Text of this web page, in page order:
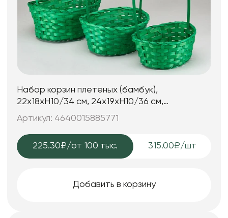
Набор корзин плетеных (бамбук),
22х18xH10/34 см, 24х19xH10/36 см,
27х21xH10/38 см, 3 шт., зеленый
Артикул: 4640015885771
225.30₽/от 100 тыс. 315.00₽/шт
Добавить в корзину